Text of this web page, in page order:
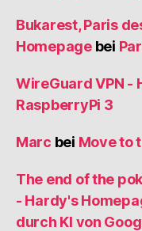
Bukarest, Paris
Homepagebei
WireGuard VPN -
RaspberryPi 3
Marc bei Move to
The end of the
- Hardy's
durch KI von